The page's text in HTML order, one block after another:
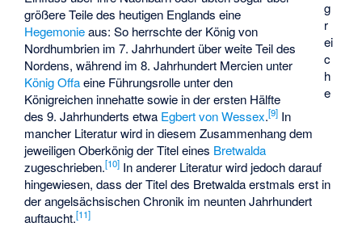
g
r
ei
c
h
e
größere Teile des heutigen Englands eine
Hegemonieaus: So herrschte der König von
Nordhumbrien im 7. Jahrhundert über weite Teil des
Nordens, während im 8. Jahrhundert Mercien unter
König Offaeine Führungsrolle unter den
Königreichen innehatte sowie in der ersten Hälfte
des 9. Jahrhunderts etwa Egbert von Wessex.[9] In
mancher Literatur wird in diesem Zusammenhang dem
jeweiligen Oberkönig der Titel eines Bretwalda
zugeschrieben.[10] In anderer Literatur wird jedoch darauf
hingewiesen, dass der Titel des Bretwalda erstmals erst in
der angelsächsischen Chronik im neunten Jahrhundert
auftaucht.[11]